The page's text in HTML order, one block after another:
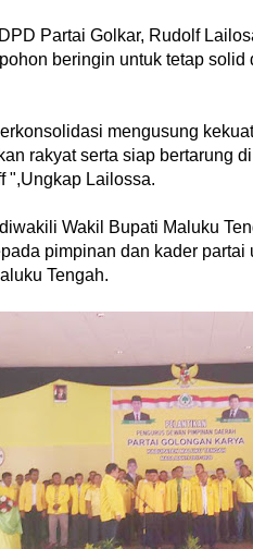
Partai Golkar, Rudolf
beringin untuk tetap solid
mengusung
rakyat serta siap bertarung
",Ungkap Lailossa.
Wakil Bupati Maluku
pimpinan dan kader partai
Tengah.